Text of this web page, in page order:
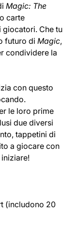
Magic: The
carte
giocatori. Che tu
futuro di Magic,
condividere la
con questo
le loro prime
due diversi
tappetini di
a giocare con
(includono 20